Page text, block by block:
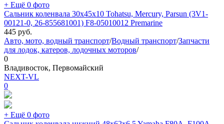
+ Ещё 0 фото
Сальник коленвала 30x45x10 Tohatsu, Mercury, Parsun (3V1-
00121-0, 26-855681001) F8-05010012 Premarine
445 руб.
Авто, мото, водный транспорт/Водный транспорт/Запчасти
для лодок, катеров, лодочных моторов/
0
Владивосток, Первомайский
NEXT-VL
0
+ Ещё 0 фото